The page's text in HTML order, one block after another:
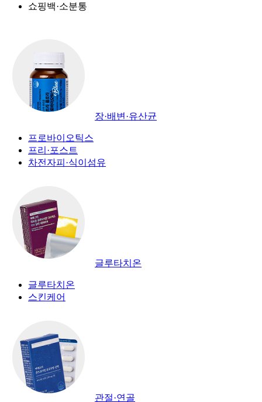
쇼핑백·소분통
장·배변·유산균
프로바이오틱스
프리·포스트
차전자피·식이섬유
글루타치온
글루타치온
스킨케어
관절·연골